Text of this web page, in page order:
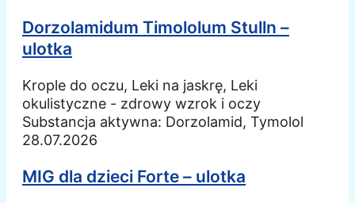
Dorzolamidum Timololum Stulln –
ulotka
Krople do oczu, Leki na jaskrę, Leki
okulistyczne - zdrowy wzrok i oczy
Substancja aktywna: Dorzolamid, Tymolol
28.07.2026
MIG dla dzieci Forte – ulotka